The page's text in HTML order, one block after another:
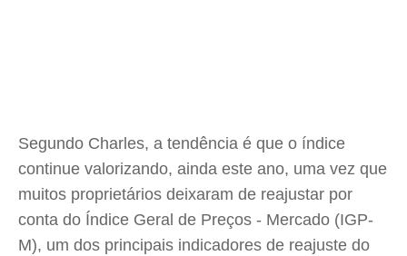
Segundo Charles, a tendência é que o índice
continue valorizando, ainda este ano, uma vez que
muitos proprietários deixaram de reajustar por
conta do Índice Geral de Preços - Mercado (IGP-
M), um dos principais indicadores de reajuste do